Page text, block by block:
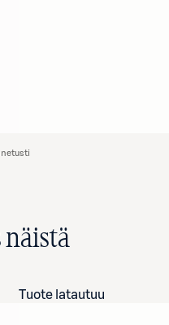
näistä
Tuote latautuu